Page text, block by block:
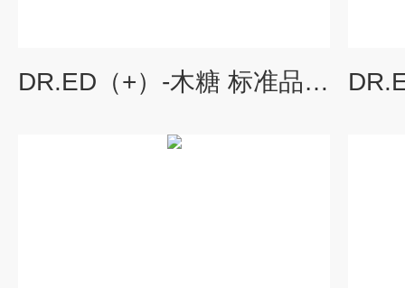
DR.ED（+）-木糖 标准品（C17946000）